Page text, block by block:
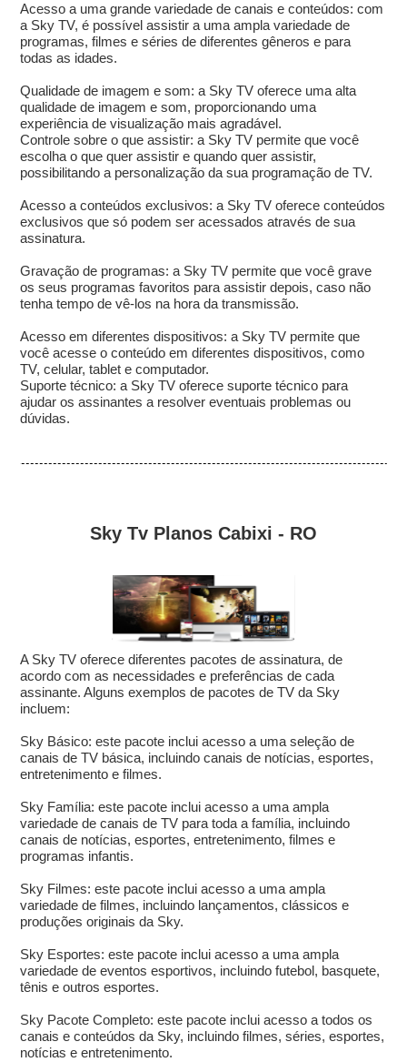
Acesso a uma grande variedade de canais e conteúdos: com
a Sky TV, é possível assistir a uma ampla variedade de
programas, filmes e séries de diferentes gêneros e para
todas as idades.
Qualidade de imagem e som: a Sky TV oferece uma alta
qualidade de imagem e som, proporcionando uma
experiência de visualização mais agradável.
Controle sobre o que assistir: a Sky TV permite que você
escolha o que quer assistir e quando quer assistir,
possibilitando a personalização da sua programação de TV.
Acesso a conteúdos exclusivos: a Sky TV oferece conteúdos
exclusivos que só podem ser acessados através de sua
assinatura.
Gravação de programas: a Sky TV permite que você grave
os seus programas favoritos para assistir depois, caso não
tenha tempo de vê-los na hora da transmissão.
Acesso em diferentes dispositivos: a Sky TV permite que
você acesse o conteúdo em diferentes dispositivos, como
TV, celular, tablet e computador.
Suporte técnico: a Sky TV oferece suporte técnico para
ajudar os assinantes a resolver eventuais problemas ou
dúvidas.
Sky Tv Planos Cabixi - RO
A Sky TV oferece diferentes pacotes de assinatura, de
acordo com as necessidades e preferências de cada
assinante. Alguns exemplos de pacotes de TV da Sky
incluem:
Sky Básico: este pacote inclui acesso a uma seleção de
canais de TV básica, incluindo canais de notícias, esportes,
entretenimento e filmes.
Sky Família: este pacote inclui acesso a uma ampla
variedade de canais de TV para toda a família, incluindo
canais de notícias, esportes, entretenimento, filmes e
programas infantis.
Sky Filmes: este pacote inclui acesso a uma ampla
variedade de filmes, incluindo lançamentos, clássicos e
produções originais da Sky.
Sky Esportes: este pacote inclui acesso a uma ampla
variedade de eventos esportivos, incluindo futebol, basquete,
tênis e outros esportes.
Sky Pacote Completo: este pacote inclui acesso a todos os
canais e conteúdos da Sky, incluindo filmes, séries, esportes,
notícias e entretenimento.